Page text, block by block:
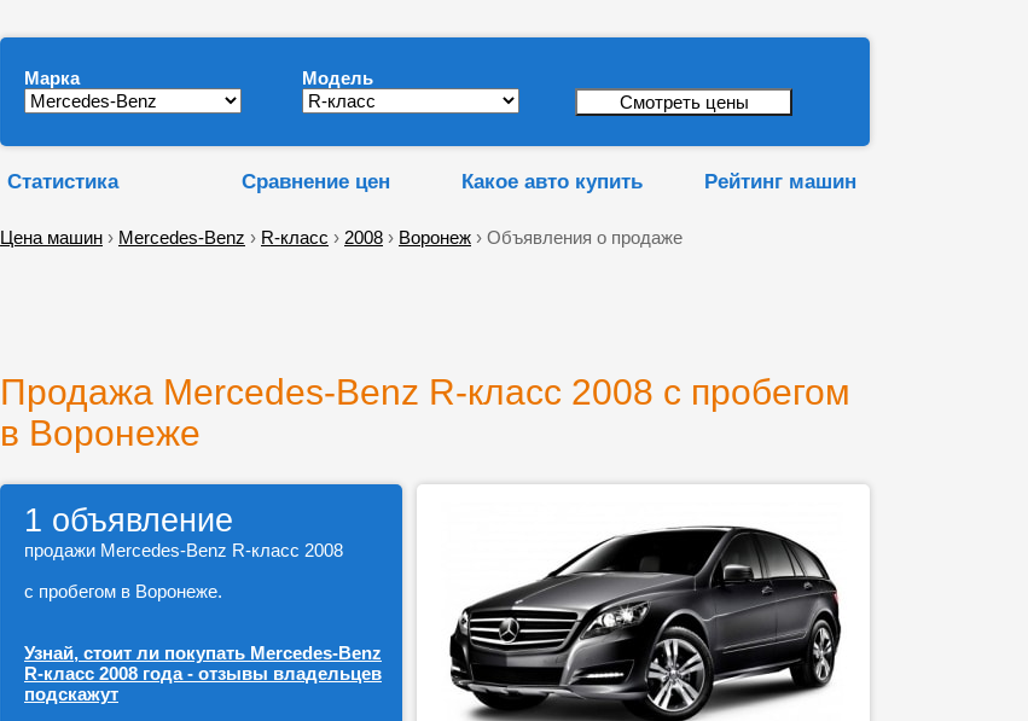
Марка Модель
Статистика Сравнение цен Какое авто купить Рейтинг машин
Цена машин › Mercedes-Benz › R-класс › 2008 › Воронеж › Объявления о продаже
Продажа Mercedes-Benz R-класс 2008 с пробегом
в Воронеже
1 объявление
продажи Mercedes-Benz R-класс 2008
с пробегом в Воронеже.
Узнай, стоит ли покупать Mercedes-Benz
R-класс 2008 года - отзывы владельцев
подскажут